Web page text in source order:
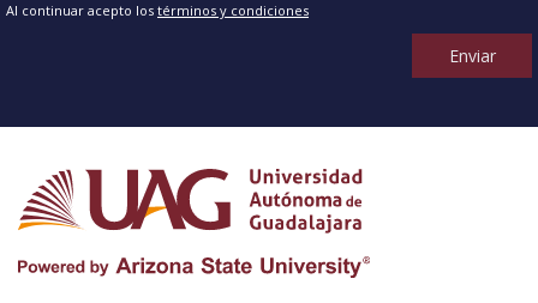
Al continuar acepto los términos y condiciones
Enviar